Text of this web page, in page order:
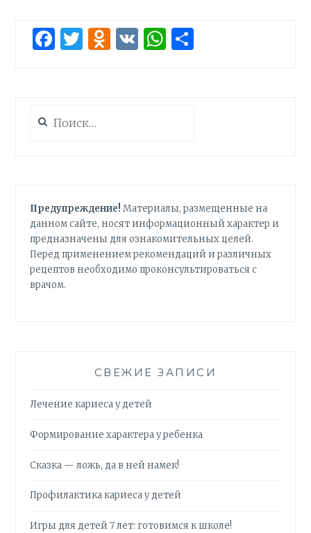
Facebook
Twitter
Odnoklassniki
VK WhatsApp
Предупреждение! Материалы, размещенные на
данном сайте, носят информационный характер и
предназначены для ознакомительных целей.
Перед применением рекомендаций и различных
рецептов необходимо проконсультироваться с
врачом.
СВЕЖИЕ ЗАПИСИ
Лечение кариеса у детей
Формирование характера у ребенка
Сказка — ложь, да в ней намек!
Профилактика кариеса у детей
Игры для детей 7 лет: готовимся к школе!